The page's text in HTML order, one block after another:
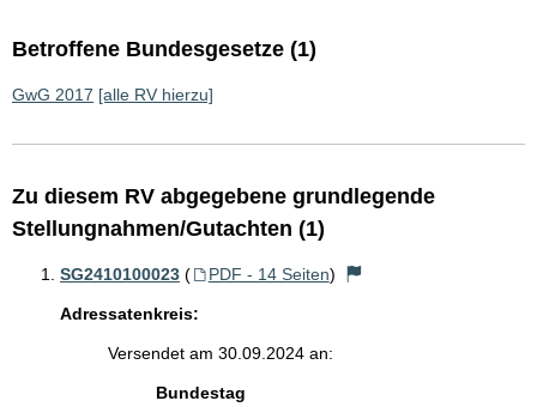
Betroffene Bundesgesetze (1)
GwG 2017 [alle RV hierzu]
Zu diesem RV abgegebene grundlegende
Stellungnahmen/Gutachten (1)
SG2410100023 ( PDF - 14 Seiten)
Adressatenkreis:
Versendet am 30.09.2024 an:
Bundestag